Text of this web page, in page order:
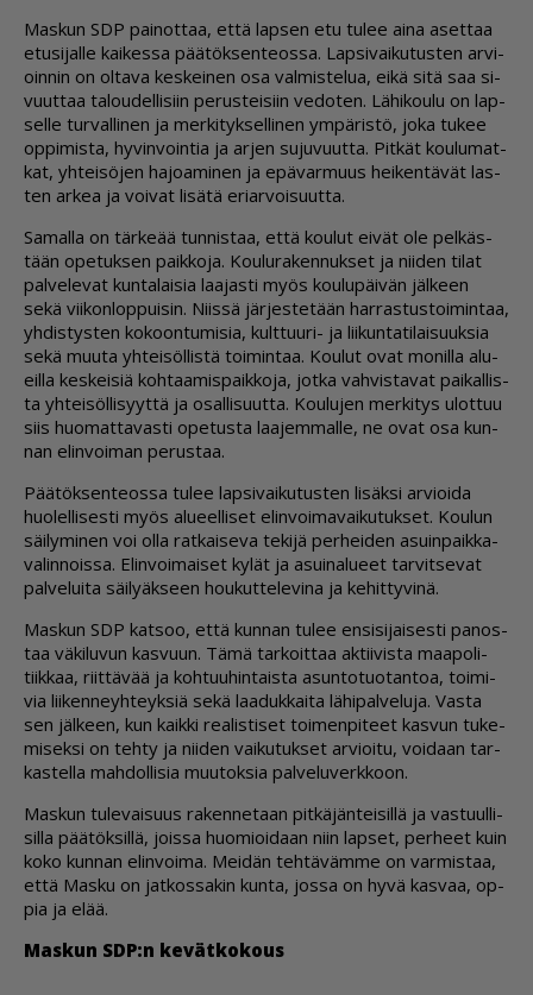
Mas­kun SDP pai­not­taa, et­tä lap­sen etu tu­lee ai­na aset­taa
etu­si­jal­le kai­kes­sa pää­tök­sen­te­os­sa. Lap­si­vai­ku­tus­ten ar­vi­
oin­nin on ol­ta­va kes­kei­nen osa val­mis­te­lua, ei­kä sitä saa si­
vuut­taa ta­lou­del­li­siin pe­rus­tei­siin ve­do­ten. Lä­hi­kou­lu on lap­
sel­le tur­val­li­nen ja mer­ki­tyk­sel­li­nen ym­pä­ris­tö, joka tu­kee
op­pi­mis­ta, hy­vin­voin­tia ja ar­jen su­ju­vuut­ta. Pit­kät kou­lu­mat­
kat, yh­tei­sö­jen ha­jo­a­mi­nen ja epä­var­muus hei­ken­tä­vät las­
ten ar­kea ja voi­vat li­sä­tä eri­ar­voi­suut­ta.
Sa­mal­la on tär­ke­ää tun­nis­taa, et­tä kou­lut ei­vät ole pel­käs­
tään ope­tuk­sen paik­ko­ja. Kou­lu­ra­ken­nuk­set ja nii­den ti­lat
pal­ve­le­vat kun­ta­lai­sia laa­jas­ti myös kou­lu­päi­vän jäl­keen
sekä vii­kon­lop­pui­sin. Niis­sä jär­jes­te­tään har­ras­tus­toi­min­taa,
yh­dis­tys­ten ko­koon­tu­mi­sia, kult­tuu­ri- ja lii­kun­ta­ti­lai­suuk­sia
sekä muu­ta yh­tei­söl­lis­tä toi­min­taa. Kou­lut ovat mo­nil­la alu­
eil­la kes­kei­siä koh­taa­mis­paik­ko­ja, jot­ka vah­vis­ta­vat pai­kal­lis­
ta yh­tei­söl­li­syyt­tä ja osal­li­suut­ta. Kou­lu­jen mer­ki­tys ulot­tuu
siis huo­mat­ta­vas­ti ope­tus­ta laa­jem­mal­le, ne ovat osa kun­
nan elin­voi­man pe­rus­taa.
Pää­tök­sen­te­os­sa tu­lee lap­si­vai­ku­tus­ten li­säk­si ar­vi­oi­da
huo­lel­li­ses­ti myös alu­eel­li­set elin­voi­ma­vai­ku­tuk­set. Kou­lun
säi­ly­mi­nen voi ol­la rat­kai­se­va te­ki­jä per­hei­den asuin­paik­ka­
va­lin­nois­sa. Elin­voi­mai­set ky­lät ja asui­na­lu­eet tar­vit­se­vat
pal­ve­lui­ta säi­ly­äk­seen hou­kut­te­le­vi­na ja ke­hit­ty­vi­nä.
Mas­kun SDP kat­soo, et­tä kun­nan tu­lee en­si­si­jai­ses­ti pa­nos­
taa vä­ki­lu­vun kas­vuun. Tämä tar­koit­taa ak­tii­vis­ta maa­po­li­
tiik­kaa, riit­tä­vää ja koh­tuu­hin­tais­ta asun­to­tuo­tan­toa, toi­mi­
via lii­ken­neyh­teyk­siä sekä laa­duk­kai­ta lä­hi­pal­ve­lu­ja. Vas­ta
sen jäl­keen, kun kaik­ki re­a­lis­ti­set toi­men­pi­teet kas­vun tu­ke­
mi­sek­si on teh­ty ja nii­den vai­ku­tuk­set ar­vi­oi­tu, voi­daan tar­
kas­tel­la mah­dol­li­sia muu­tok­sia pal­ve­lu­verk­koon.
Mas­kun tu­le­vai­suus ra­ken­ne­taan pit­kä­jän­tei­sil­lä ja vas­tuul­li­
sil­la pää­tök­sil­lä, jois­sa huo­mi­oi­daan niin lap­set, per­heet kuin
koko kun­nan elin­voi­ma. Mei­dän teh­tä­väm­me on var­mis­taa,
et­tä Mas­ku on jat­kos­sa­kin kun­ta, jos­sa on hyvä kas­vaa, op­
pia ja elää.
Mas­kun SDP:n ke­vät­ko­kous